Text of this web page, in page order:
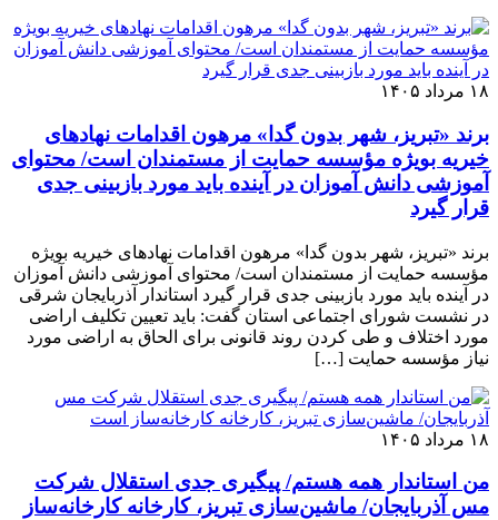
۱۸ مرداد ۱۴۰۵
برند «تبریز، شهر بدون گدا» مرهون اقدامات نهادهای
خیریه بویژه مؤسسه حمایت از مستمندان است/ محتوای
آموزشی دانش آموزان در آینده باید مورد بازبینی جدی
قرار گیرد
برند «تبریز، شهر بدون گدا» مرهون اقدامات نهادهای خیریه بویژه
مؤسسه حمایت از مستمندان است/ محتوای آموزشی دانش آموزان
در آینده باید مورد بازبینی جدی قرار گیرد استاندار آذربایجان شرقی
در نشست شورای اجتماعی استان گفت: باید تعیین تکلیف اراضی
مورد اختلاف و طی کردن روند قانونی برای الحاق به اراضی مورد
نیاز مؤسسه حمایت […]
۱۸ مرداد ۱۴۰۵
من استاندار همه هستم/ پیگیری جدی استقلال شرکت
مس آذربایجان/ ماشین‌سازی تبریز، کارخانه کارخانه‌ساز